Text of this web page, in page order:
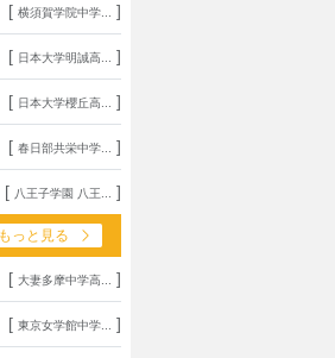
[ 横須賀学院中学... ]
[ 日本大学明誠高... ]
[ 日本大学櫻丘高... ]
[ 春日部共栄中学... ]
[ 八王子学園 八王... ]
もっと見る
[ 大妻多摩中学高... ]
[ 東京女学館中学... ]